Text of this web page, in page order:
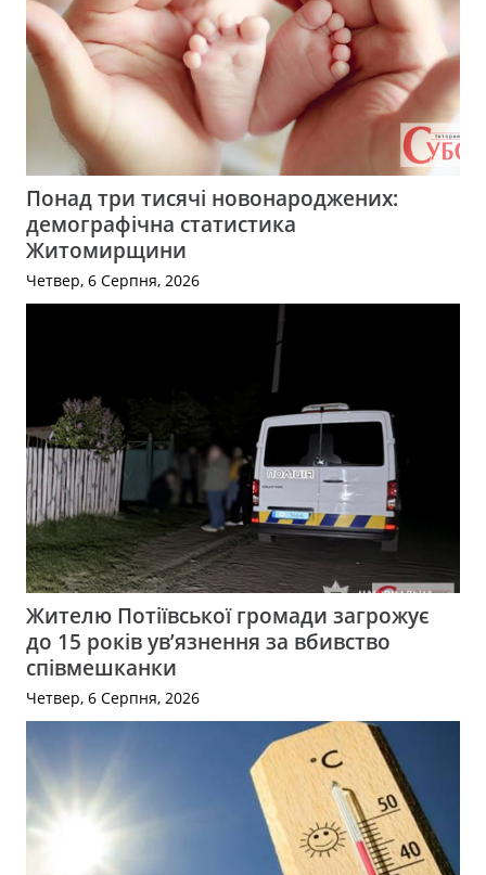
Понад три тисячі новонароджених:
демографічна статистика
Житомирщини
Четвер, 6 Серпня, 2026
Жителю Потіївської громади загрожує
до 15 років ув’язнення за вбивство
співмешканки
Четвер, 6 Серпня, 2026